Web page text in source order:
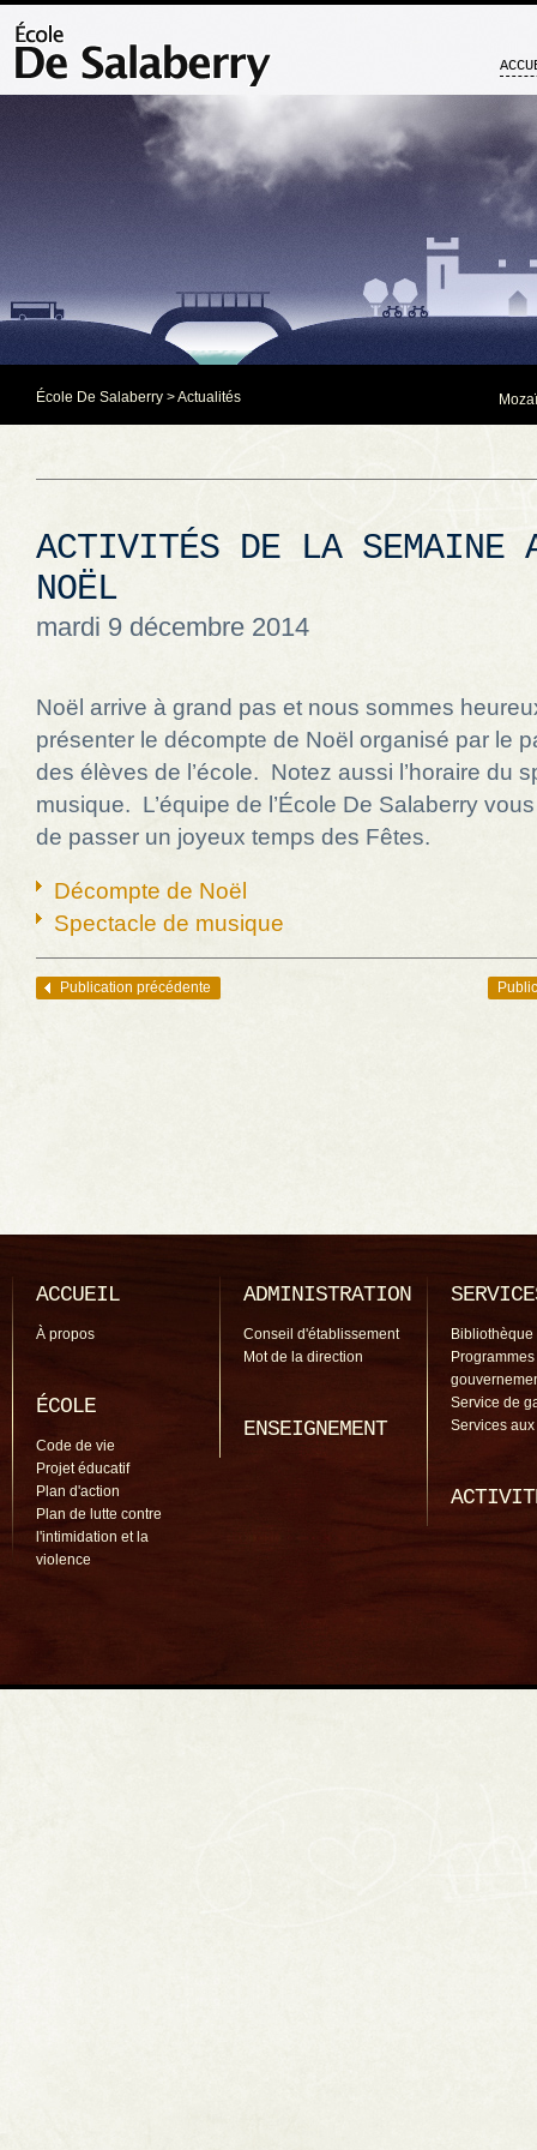
École De Salaberry >Actualités
ACTIVITÉS DE LA SEMAINE
NOËL
mardi 9 décembre 2014
Noël arrive à grand pas et nous sommes
présenter le décompte de Noël organisé par le
des élèves de l’école. Notez aussi l’horaire du
musique. L’équipe de l’École De Salaberry
de passer un joyeux temps des Fêtes.
Décompte de Noël
Spectacle de musique
Navigation des articles
Publication précédente
ACCUEIL
À propos
ÉCOLE
Code de vie
Projet éducatif
Plan d'action
Plan de lutte contre
l'intimidation et la
violence
ADMINISTRATION
Conseil d'établissement
Mot de la direction
ENSEIGNEMENT
Bibliothèque
Programmes
Service de
Services